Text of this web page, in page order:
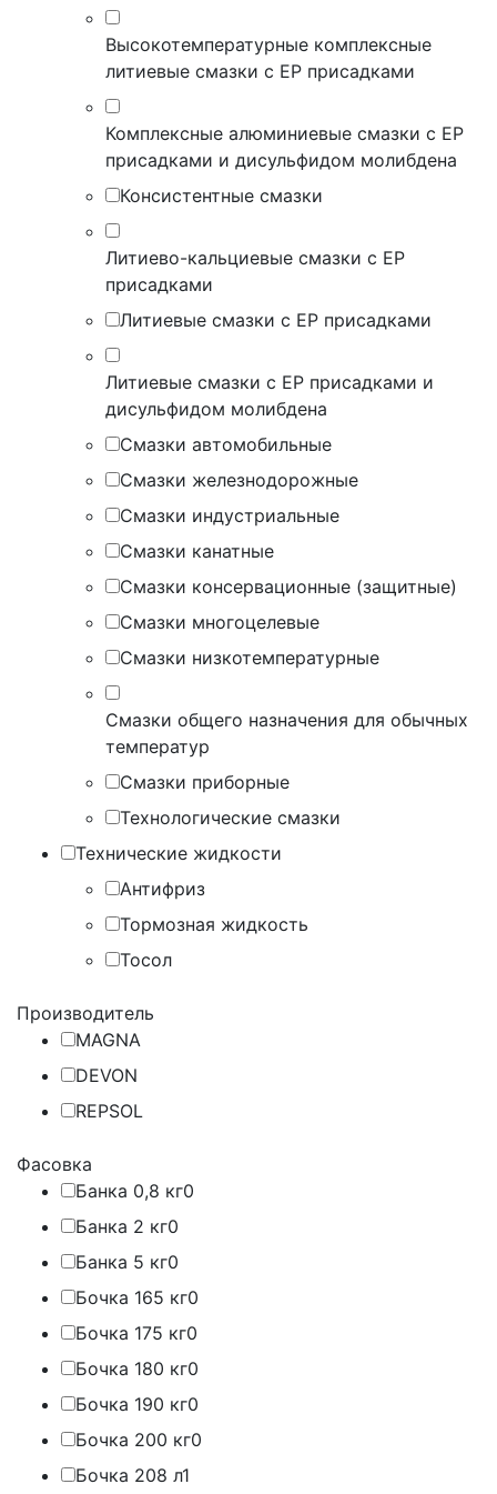
Высокотемпературные комплексные
литиевые смазки с EP присадками
Комплексные алюминиевые смазки с EP
присадками и дисульфидом молибдена
Консистентные смазки
Литиево-кальциевые смазки с EP
присадками
Литиевые смазки с EP присадками
Литиевые смазки с EP присадками и
дисульфидом молибдена
Смазки автомобильные
Смазки железнодорожные
Смазки индустриальные
Смазки канатные
Смазки консервационные (защитные)
Смазки многоцелевые
Смазки низкотемпературные
Смазки общего назначения для обычных
температур
Смазки приборные
Технологические смазки
Технические жидкости
Антифриз
Тормозная жидкость
Тосол
Производитель
MAGNA
DEVON
REPSOL
Фасовка
Банка 0,8 кг0
Банка 2 кг0
Банка 5 кг0
Бочка 165 кг0
Бочка 175 кг0
Бочка 180 кг0
Бочка 190 кг0
Бочка 200 кг0
Бочка 208 л1